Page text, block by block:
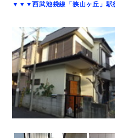
▼▼▼西武池袋線「狭山ヶ丘」